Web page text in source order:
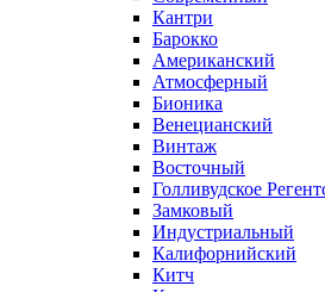
Кантри
Барокко
Американский
Атмосферный
Бионика
Венецианский
Винтаж
Восточный
Голливудское
Замковый
Индустриальный
Калифорнийский
Китч